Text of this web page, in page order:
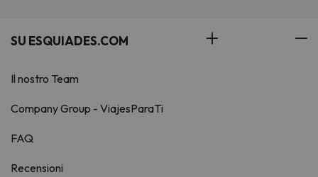
SU ESQUIADES.COM
Il nostro Team
Company Group - ViajesParaTi
FAQ
Recensioni